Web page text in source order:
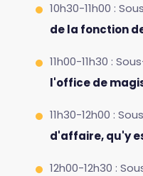
10h30-11h00 :
de la fonction
11h00-11h30 :
l'office de
11h30-12h00 :
d'affaire, qu'y
12h00-12h30 :